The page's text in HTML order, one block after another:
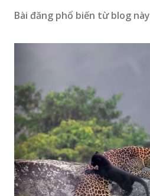
Bài đăng phổ biến từ blog này